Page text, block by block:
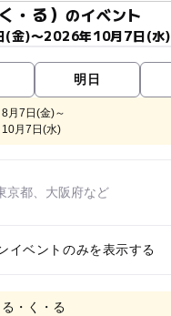
・る）のイベント
(金)〜2026年10月7日(水)
明日
8月7日(金)～
10月7日(水)
京都、大阪府など
イベントのみを表示する
る・く・る